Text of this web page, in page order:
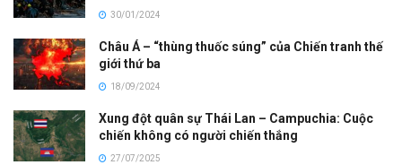
30/01/2024
Châu Á – “thùng thuốc súng” của Chiến tranh thế
giới thứ ba
18/09/2024
Xung đột quân sự Thái Lan – Campuchia: Cuộc
chiến không có người chiến thắng
27/07/2025